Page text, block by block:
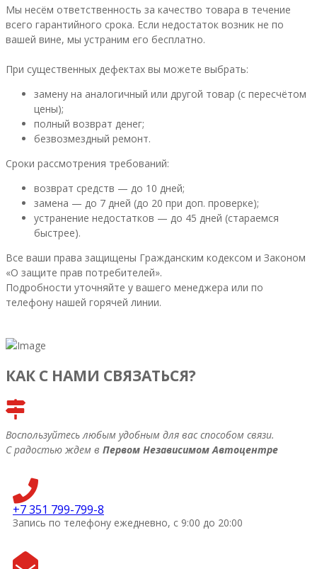
Мы несём ответственность за качество товара в течение
всего гарантийного срока. Если недостаток возник не по
вашей вине, мы устраним его бесплатно.
При существенных дефектах вы можете выбрать:
замену на аналогичный или другой товар (с пересчётом
цены);
полный возврат денег;
безвозмездный ремонт.
Сроки рассмотрения требований:
возврат средств — до 10 дней;
замена — до 7 дней (до 20 при доп. проверке);
устранение недостатков — до 45 дней (стараемся
быстрее).
Все ваши права защищены Гражданским кодексом и Законом
«О защите прав потребителей».
Подробности уточняйте у вашего менеджера или по
телефону нашей горячей линии.
КАК С НАМИ СВЯЗАТЬСЯ?
Воспользуйтесь любым удобным для вас способом связи.
С радостью ждем в Первом Независимом Автоцентре
+7 351 799-799-8
Запись по телефону ежедневно, с 9:00 до 20:00